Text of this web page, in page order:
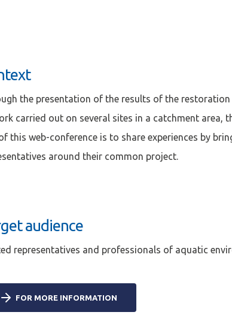
the presentation of the results of the
carried out on several sites in a catchment area,
this web-conference is to share experiences by
around their common project.
audience
representatives and professionals of aquatic
FOR MORE INFORMATION
déjà un compte
Rester connecté(e)